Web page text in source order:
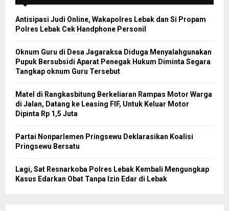
Antisipasi Judi Online, Wakapolres Lebak dan Si Propam
Polres Lebak Cek Handphone Personil
Oknum Guru di Desa Jagaraksa Diduga Menyalahgunakan
Pupuk Bersubsidi Aparat Penegak Hukum Diminta Segara
Tangkap oknum Guru Tersebut
Matel di Rangkasbitung Berkeliaran Rampas Motor Warga
di Jalan, Datang ke Leasing FIF, Untuk Keluar Motor
Dipinta Rp 1,5 Juta
Partai Nonparlemen Pringsewu Deklarasikan Koalisi
Pringsewu Bersatu
Lagi, Sat Resnarkoba Polres Lebak Kembali Mengungkap
Kasus Edarkan Obat Tanpa Izin Edar di Lebak